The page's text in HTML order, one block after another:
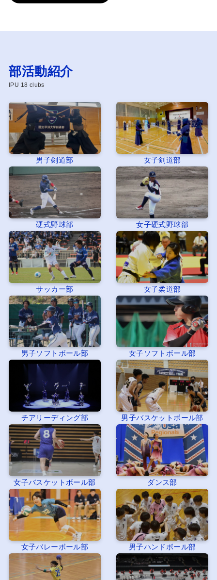
部活動紹介
IPU 18 clubs
男子剣道部 女子剣道部
硬式野球部 女子硬式野球部
サッカー部 女子柔道部
男子ソフトボール部 女子ソフトボール部
チアリーディング部 男子バスケットボール部
女子バスケットボール部 ダンス部
女子バレーボール部 男子ハンドボール部